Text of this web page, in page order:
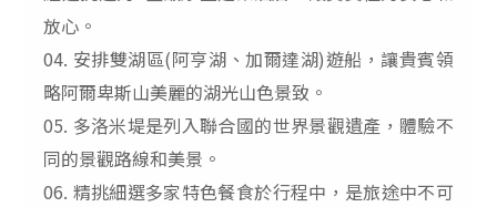
放心。
04. 安排雙湖區(阿亨湖、加爾達湖)遊船，讓貴賓領
略阿爾卑斯山美麗的湖光山色景致。
05. 多洛米堤是列入聯合國的世界景觀遺產，體驗不
同的景觀路線和美景。
06. 精挑細選多家特色餐食於行程中，是旅途中不可